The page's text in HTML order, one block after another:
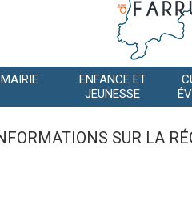
ENFANCE ET
JEUNESSE
SUR LA